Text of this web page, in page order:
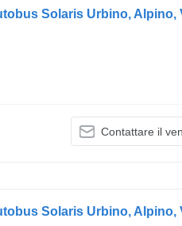
Solaris Urbino, Alpino,
Contattare il
Solaris Urbino, Alpino,